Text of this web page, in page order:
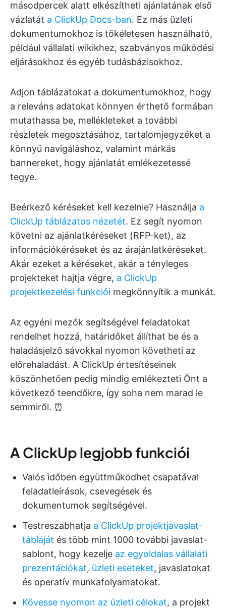
másodpercek alatt elkészítheti ajánlatának első
vázlatát a ClickUp Docs-ban. Ez más üzleti
dokumentumokhoz is tökéletesen használható,
például vállalati wikikhez, szabványos működési
eljárásokhoz és egyéb tudásbázisokhoz.
Adjon táblázatokat a dokumentumokhoz, hogy
a releváns adatokat könnyen érthető formában
mutathassa be, mellékleteket a további
részletek megosztásához, tartalomjegyzéket a
könnyű navigáláshoz, valamint márkás
bannereket, hogy ajánlatát emlékezetessé
tegye.
Beérkező kéréseket kell kezelnie? Használja a
ClickUp táblázatos nézetét. Ez segít nyomon
követni az ajánlatkéréseket (RFP-ket), az
információkéréseket és az árajánlatkéréseket.
Akár ezeket a kéréseket, akár a tényleges
projekteket hajtja végre, a ClickUp
projektkezelési funkciói megkönnyítik a munkát.
Az egyéni mezők segítségével feladatokat
rendelhet hozzá, határidőket állíthat be és a
haladásjelző sávokkal nyomon követheti az
előrehaladást. A ClickUp értesítéseinek
köszönhetően pedig mindig emlékezteti Önt a
következő teendőkre, így soha nem marad le
semmiről. ⏰
A ClickUp legjobb funkciói
Valós időben együttműködhet csapatával
feladatleírások, csevegések és
dokumentumok segítségével.
Testreszabhatja a ClickUp projektjavaslat-
tábláját és több mint 1000 további javaslat-
sablont, hogy kezelje az egyoldalas vállalati
prezentációkat, üzleti eseteket, javaslatokat
és operatív munkafolyamatokat.
Kövesse nyomon az üzleti célokat, a projekt